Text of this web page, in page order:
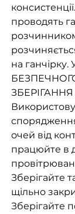
проводять
на
ЗБЕРІГАННЯ
очей від
працюйте в
Зберігайте
щільно
Зберігайте